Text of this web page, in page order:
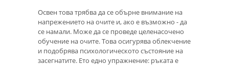
Освен това трябва да се обърне внимание на
напрежението на очите и, ако е възможно - да
се намали. Може да се проведе целенасочено
обучение на очите. Това осигурява облекчение
и подобрява психологическото състояние на
засегнатите. Ето едно упражнение: ръката е